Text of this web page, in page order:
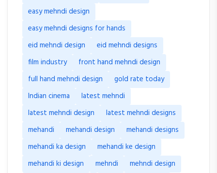
full hand mehndi design
Indian cinema
latest mehndi
latest mehndi design
latest mehndi designs
mehandi
mehandi design
mehandi designs
mehandi ka design
mehandi ke design
mehandi ki design
mehndi
mehndi design 2025
mehndi design asan
mehndi design eid
mehndi designs
mehndi designs for hands
mehndi design simple
mehndi designs simple
mehndi designs tikki